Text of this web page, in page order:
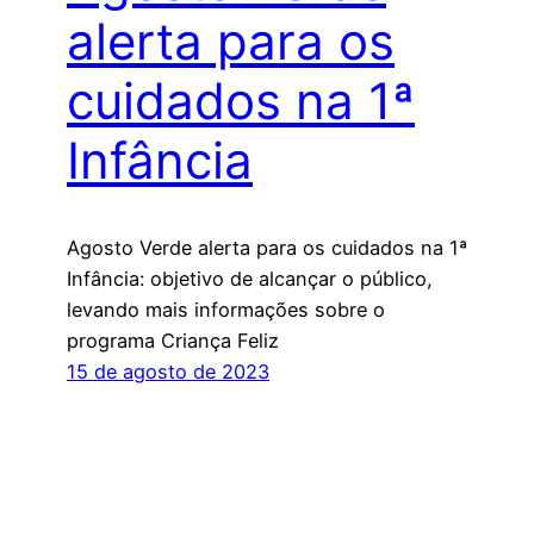
alerta para os
cuidados na 1ª
Infância
Agosto Verde alerta para os cuidados na 1ª
Infância: objetivo de alcançar o público,
levando mais informações sobre o
programa Criança Feliz
15 de agosto de 2023